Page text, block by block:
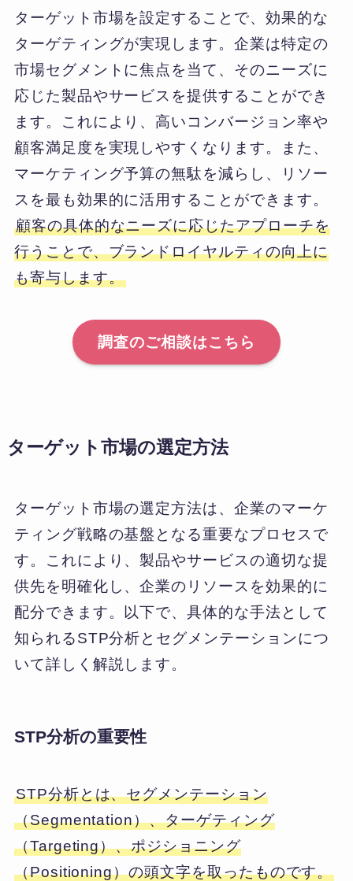
ターゲット市場を設定することで、効果的な
ターゲティングが実現します。企業は特定の
市場セグメントに焦点を当て、そのニーズに
応じた製品やサービスを提供することができ
ます。これにより、高いコンバージョン率や
顧客満足度を実現しやすくなります。また、
マーケティング予算の無駄を減らし、リソー
スを最も効果的に活用することができます。
顧客の具体的なニーズに応じたアプローチを
行うことで、ブランドロイヤルティの向上に
も寄与します。
調査のご相談はこちら
ターゲット市場の選定方法
ターゲット市場の選定方法は、企業のマーケ
ティング戦略の基盤となる重要なプロセスで
す。これにより、製品やサービスの適切な提
供先を明確化し、企業のリソースを効果的に
配分できます。以下で、具体的な手法として
知られるSTP分析とセグメンテーションにつ
いて詳しく解説します。
STP分析の重要性
STP分析とは、セグメンテーション
（Segmentation）、ターゲティング
（Targeting）、ポジショニング
（Positioning）の頭文字を取ったものです。